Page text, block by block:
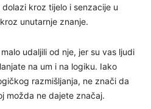
kroz tijelo i senzacije u
unutarnje znanje.
udaljili od nje, jer su vas ljudi
na um i na logiku. Iako
razmišljanja, ne znači da
možda ne dajete značaj.